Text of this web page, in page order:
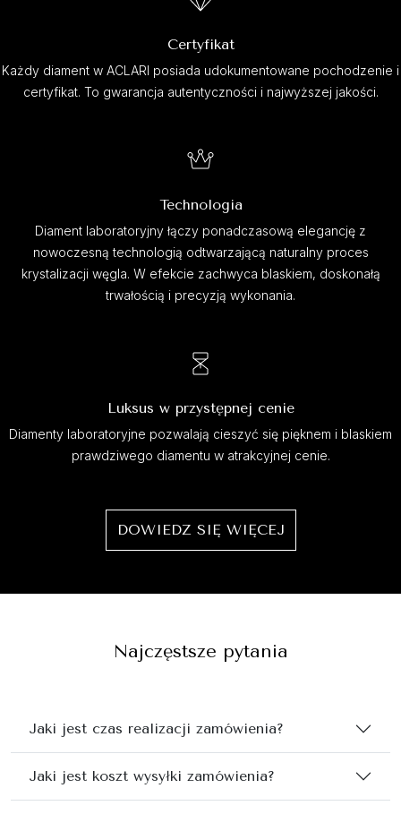
Certyfikat
Każdy diament w ACLARI posiada udokumentowane pochodzenie i
certyfikat. To gwarancja autentyczności i najwyższej jakości.
Technologia
Diament laboratoryjny łączy ponadczasową elegancję z
nowoczesną technologią odtwarzającą naturalny proces
krystalizacji węgla. W efekcie zachwyca blaskiem, doskonałą
trwałością i precyzją wykonania.
Luksus w przystępnej cenie
Diamenty laboratoryjne pozwalają cieszyć się pięknem i blaskiem
prawdziwego diamentu w atrakcyjnej cenie.
DOWIEDZ SIĘ WIĘCEJ
Najczęstsze pytania
Jaki jest czas realizacji zamówienia?
Jaki jest koszt wysyłki zamówienia?